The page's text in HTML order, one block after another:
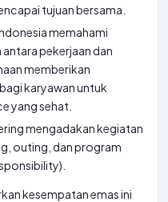
tujuan bersama.
memahami
pekerjaan dan
memberikan
karyawan untuk
yang sehat.
mengadakan kegiatan
outing, dan program
kesempatan emas ini